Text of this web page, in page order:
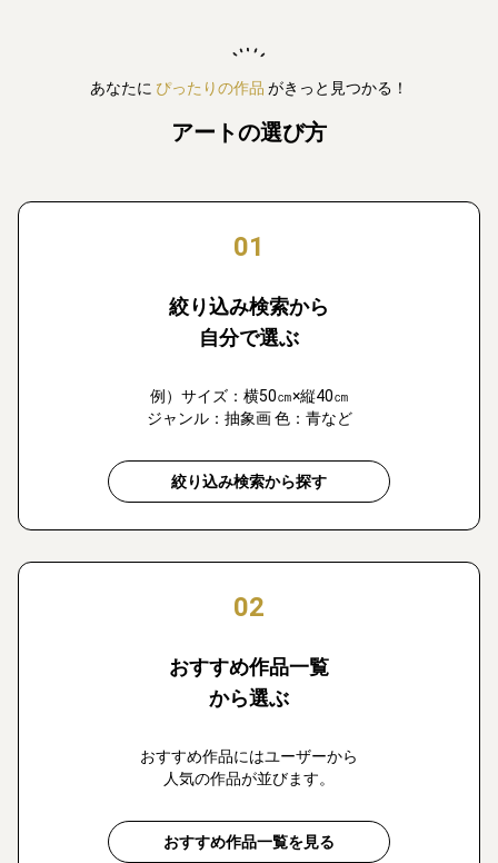
あなたに ぴったりの作品 がきっと見つかる！
アートの選び方
01
絞り込み検索から
自分で選ぶ
例）サイズ：横50㎝×縦40㎝
ジャンル：抽象画 色：青など
絞り込み検索から探す
02
おすすめ作品一覧
から選ぶ
おすすめ作品にはユーザーから
人気の作品が並びます。
おすすめ作品一覧を見る